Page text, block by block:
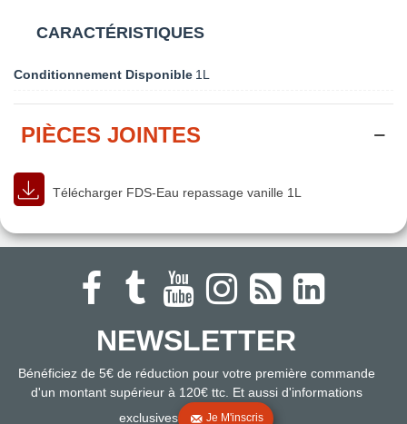
CARACTÉRISTIQUES
Conditionnement Disponible 1L
PIÈCES JOINTES
Télécharger FDS-Eau repassage vanille 1L
NEWSLETTER
Bénéficiez de 5€ de réduction pour votre première commande
d'un montant supérieur à 120€ ttc. Et aussi d'informations
exclusives
Je M'inscris